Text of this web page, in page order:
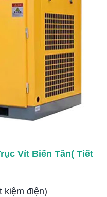
Vít Biến Tần( Tiết
kiệm điện)